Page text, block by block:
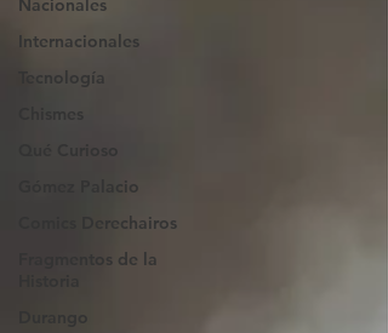
Nacionales
Internacionales
Tecnología
Gómez Palacio
Comics Derechairos
Fragmentos de la